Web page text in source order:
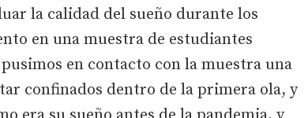
la calidad del sueño durante los
en una muestra de estudiantes
en contacto con la muestra una
confinados dentro de la primera ola, y